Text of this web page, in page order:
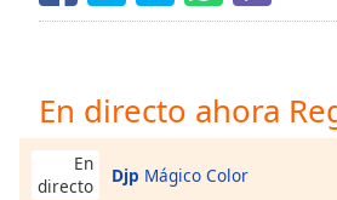
Chapters
Chapters
En directo ahora
En
directo
Djp Mágico Color